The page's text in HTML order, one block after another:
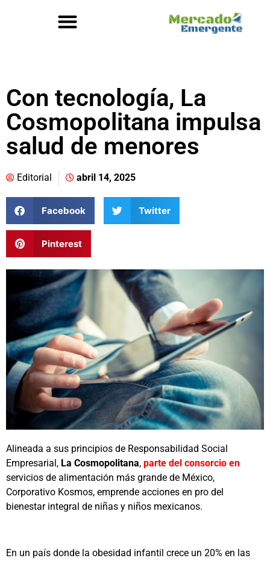
Con tecnología, La
Cosmopolitana impulsa
salud de menores
Editorial abril 14, 2025
Facebook Twitter
Pinterest
Alineada a sus principios de Responsabilidad Social
Empresarial, La Cosmopolitana, parte del consorcio en
servicios de alimentación más grande de México,
Corporativo Kosmos, emprende acciones en pro del
bienestar integral de niñas y niños mexicanos.
En un país donde la obesidad infantil crece un 20% en las